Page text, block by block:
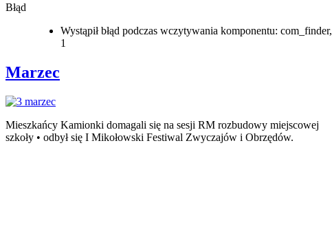
Błąd
Wystąpił błąd podczas wczytywania komponentu: com_finder,
1
Marzec
Mieszkańcy Kamionki domagali się na sesji RM rozbudowy miejscowej
szkoły • odbył się I Mikołowski Festiwal Zwyczajów i Obrzędów.